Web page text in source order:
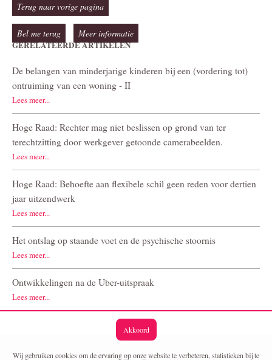
Terug naar vorige pagina
Bel me terug Meer informatie
GERELATEERDE ARTIKELEN
De belangen van minderjarige kinderen bij een (vordering tot)
ontruiming van een woning - II
Lees meer...
Hoge Raad: Rechter mag niet beslissen op grond van ter
terechtzitting door werkgever getoonde camerabeelden.
Lees meer...
Hoge Raad: Behoefte aan flexibele schil geen reden voor dertien
jaar uitzendwerk
Lees meer...
Het ontslag op staande voet en de psychische stoornis
Lees meer...
Ontwikkelingen na de Uber-uitspraak
Lees meer...
Akkoord
Wij gebruiken cookies om de ervaring op onze website te verbeteren, statistieken bij te